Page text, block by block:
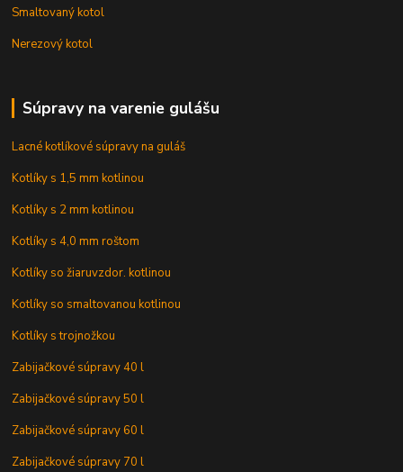
Smaltovaný kotol
Nerezový kotol
Súpravy na varenie gulášu
Lacné kotlíkové súpravy na guláš
Kotlíky s 1,5 mm kotlinou
Kotlíky s 2 mm kotlinou
Kotlíky s 4,0 mm roštom
Kotlíky so žiaruvzdor. kotlinou
Kotlíky so smaltovanou kotlinou
Kotlíky s trojnožkou
Zabijačkové súpravy 40 l
Zabijačkové súpravy 50 l
Zabijačkové súpravy 60 l
Zabijačkové súpravy 70 l